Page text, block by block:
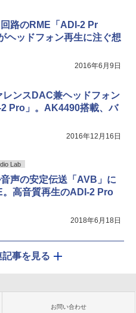
路のRME「ADI-2 Pr
ヘッドフォン再生に注ぐ想
2016年6月9日
レンスDAC兼ヘッドフォン
Pro」。AK4490搭載、バ
2016年12月16日
Lab
声の安定伝送「AVB」に
。高音質再生のADI-2 Pro
2018年6月18日
記事を見る
お問い合わせ